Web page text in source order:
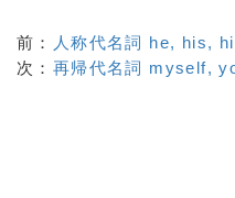
前：
人称代名詞 he, his,
次： 再帰代名詞 myself,